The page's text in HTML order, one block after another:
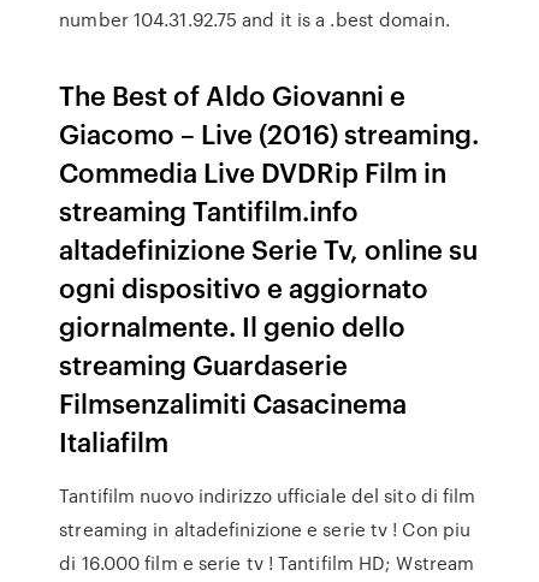
number 104.31.92.75 and it is a .best domain.
The Best of Aldo Giovanni e
Giacomo – Live (2016) streaming.
Commedia Live DVDRip Film in
streaming Tantifilm.info
altadefinizione Serie Tv, online su
ogni dispositivo e aggiornato
giornalmente. Il genio dello
streaming Guardaserie
Filmsenzalimiti Casacinema
Italiafilm
Tantifilm nuovo indirizzo ufficiale del sito di film
streaming in altadefinizione e serie tv ! Con piu
di 16.000 film e serie tv ! Tantifilm HD; Wstream